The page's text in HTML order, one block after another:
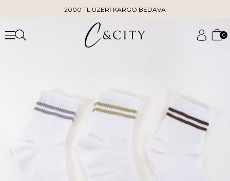
2000 TL ÜZERİ KARGO BEDAVA
0